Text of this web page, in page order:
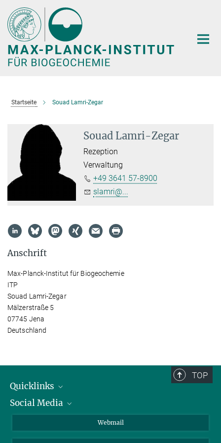
Hauptinhalt
Startseite Souad Lamri-Zegar
Souad Lamri-Zegar
Rezeption
Verwaltung
+49 3641 57-8900
slamri@...
Anschrift
Max-Planck-Institut für Biogeochemie
ITP
Souad Lamri-Zegar
Mälzerstraße 5
07745 Jena
Deutschland
TOP
Quicklinks
IMPRS Graduiertenschule
Social Media
Webmail